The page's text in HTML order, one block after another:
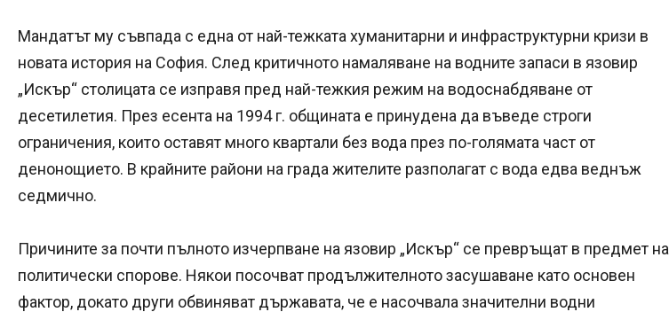
Мандатът му съвпада с една от най-тежката хуманитарни и инфраструктурни кризи в
новата история на София. След критичното намаляване на водните запаси в язовир
„Искър“ столицата се изправя пред най-тежкия режим на водоснабдяване от
десетилетия. През есента на 1994 г. общината е принудена да въведе строги
ограничения, които оставят много квартали без вода през по-голямата част от
денонощието. В крайните райони на града жителите разполагат с вода едва веднъж
седмично.
Причините за почти пълното изчерпване на язовир „Искър“ се превръщат в предмет на
политически спорове. Някои посочват продължителното засушаване като основен
фактор, докато други обвиняват държавата, че е насочвала значителни водни